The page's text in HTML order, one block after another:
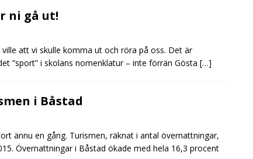
ni gå ut!
att vi skulle komma ut och röra på oss. Det är
”sport” i skolans nomenklatur – inte förrän Gösta […]
i Båstad
ännu en gång. Turismen, räknat i antal övernattningar,
Övernattningar i Båstad ökade med hela 16,3 procent